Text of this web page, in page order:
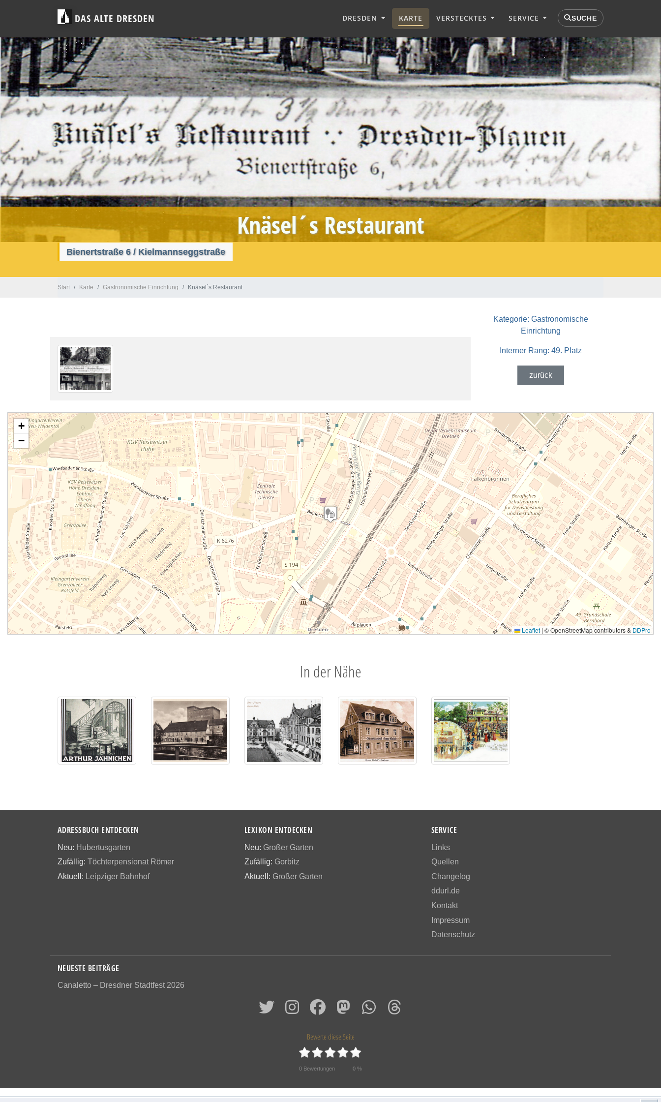
DAS ALTE DRESDEN DRESDEN KARTE VERSTECKTES SERVICE SUCHE
Knäsel´s Restaurant
Bienertstraße 6 / Kielmannseggstraße
Start Karte Gastronomische Einrichtung Knäsel´s Restaurant
Kategorie: Gastronomische
Einrichtung
Interner Rang: 49. Platz
zurück
+
−
Leaflet | © OpenStreetMap contributors & DDPro
In der Nähe
ADRESSBUCH ENTDECKEN
Neu: Hubertusgarten
Zufällig: Töchterpensionat Römer
Aktuell: Leipziger Bahnhof
LEXIKON ENTDECKEN
Neu: Großer Garten
Zufällig: Gorbitz
Aktuell: Großer Garten
SERVICE
Links
Quellen
Changelog
ddurl.de
Kontakt
Impressum
Datenschutz
NEUESTE BEITRÄGE
Canaletto – Dresdner Stadtfest 2026
Bewerte diese Seite
0 Bewertungen 0 %